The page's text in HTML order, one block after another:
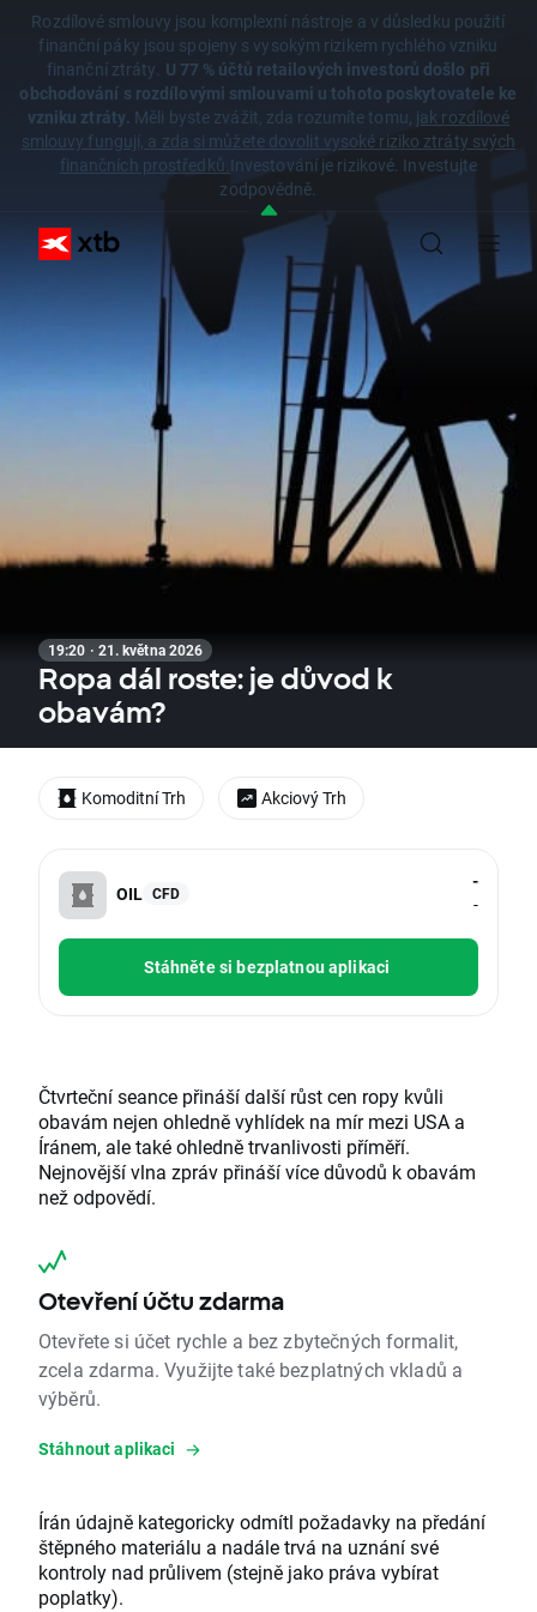
Rozdílové smlouvy jsou komplexní nástroje a v důsledku použití
finanční páky jsou spojeny s vysokým rizikem rychlého vzniku
finanční ztráty. U 77 % účtů retailových investorů došlo při
obchodování s rozdílovými smlouvami u tohoto poskytovatele ke
vzniku ztráty. Měli byste zvážit, zda rozumíte tomu, jak rozdílové
smlouvy fungují, a zda si můžete dovolit vysoké riziko ztráty svých
finančních prostředků. Investování je rizikové. Investujte
zodpovědně.
19:20 · 21. května 2026
Ropa dál roste: je důvod k
obavám?
OIL CFD
-
-
Stáhněte si bezplatnou aplikaci
Čtvrteční seance přináší další růst cen ropy kvůli
obavám nejen ohledně vyhlídek na mír mezi USA a
Íránem, ale také ohledně trvanlivosti příměří.
Nejnovější vlna zpráv přináší více důvodů k obavám
než odpovědí.
Otevření účtu zdarma
Otevřete si účet rychle a bez zbytečných formalit,
zcela zdarma. Využijte také bezplatných vkladů a
výběrů.
Stáhnout aplikaci
Írán údajně kategoricky odmítl požadavky na předání
štěpného materiálu a nadále trvá na uznání své
kontroly nad průlivem (stejně jako práva vybírat
poplatky).
Komoditní Trh Akciový Trh